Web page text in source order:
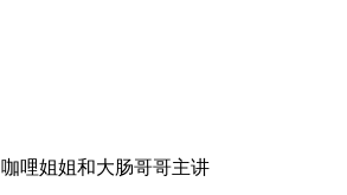
咖哩姐姐和大肠哥哥主讲